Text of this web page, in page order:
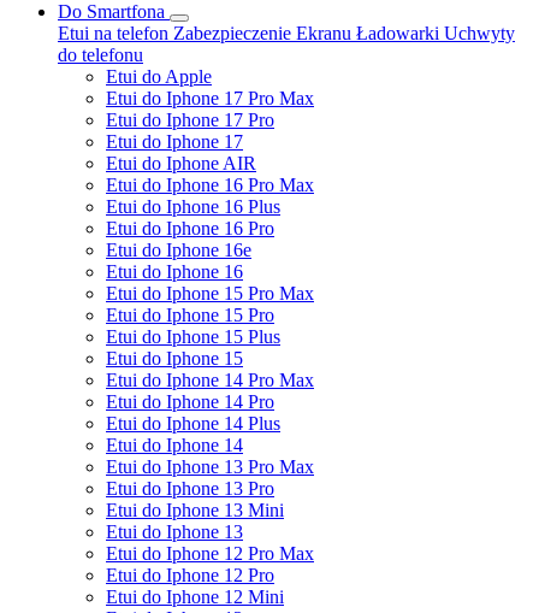
Do Smartfona
Etui na telefon Zabezpieczenie Ekranu Ładowarki Uchwyty
do telefonu
Etui do Apple
Etui do Iphone 17 Pro Max
Etui do Iphone 17 Pro
Etui do Iphone 17
Etui do Iphone AIR
Etui do Iphone 16 Pro Max
Etui do Iphone 16 Plus
Etui do Iphone 16 Pro
Etui do Iphone 16e
Etui do Iphone 16
Etui do Iphone 15 Pro Max
Etui do Iphone 15 Pro
Etui do Iphone 15 Plus
Etui do Iphone 15
Etui do Iphone 14 Pro Max
Etui do Iphone 14 Pro
Etui do Iphone 14 Plus
Etui do Iphone 14
Etui do Iphone 13 Pro Max
Etui do Iphone 13 Pro
Etui do Iphone 13 Mini
Etui do Iphone 13
Etui do Iphone 12 Pro Max
Etui do Iphone 12 Pro
Etui do Iphone 12 Mini